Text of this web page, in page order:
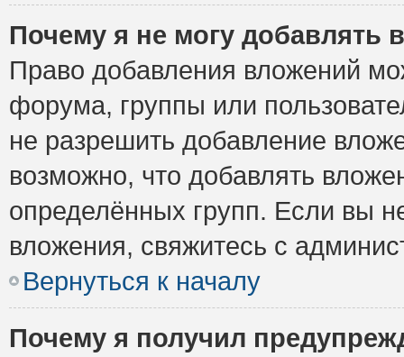
Почему я не могу добавлять
Право добавления вложений
форума, группы или
не разрешить добавление
возможно, что добавлять
определённых групп. Если вы
вложения, свяжитесь с
Вернуться к началу
Почему я получил